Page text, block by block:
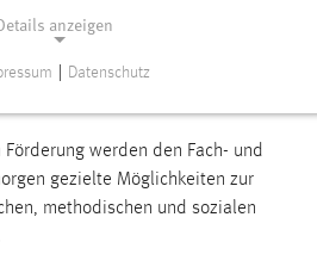
Studiengängen
Stipendium.
werden den Fach- und
gezielte Möglichkeiten zur
methodischen und sozialen
anzeigen
für die einwandfreie Funktion der
Datenschutz